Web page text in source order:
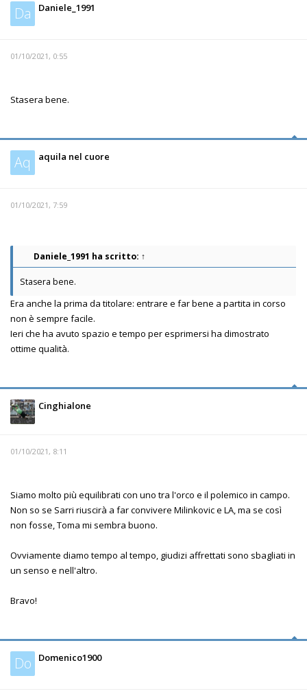
Da Daniele_1991
01/10/2021, 0:55
Stasera bene.
Aq aquila nel cuore
01/10/2021, 7:59
Daniele_1991 ha scritto: ↑
Stasera bene.
Era anche la prima da titolare: entrare e far bene a partita in corso
non è sempre facile.
Ieri che ha avuto spazio e tempo per esprimersi ha dimostrato
ottime qualità.
Cinghialone
01/10/2021, 8:11
Siamo molto più equilibrati con uno tra l'orco e il polemico in campo.
Non so se Sarri riuscirà a far convivere Milinkovic e LA, ma se così
non fosse, Toma mi sembra buono.
Ovviamente diamo tempo al tempo, giudizi affrettati sono sbagliati in
un senso e nell'altro.
Bravo!
Do Domenico1900